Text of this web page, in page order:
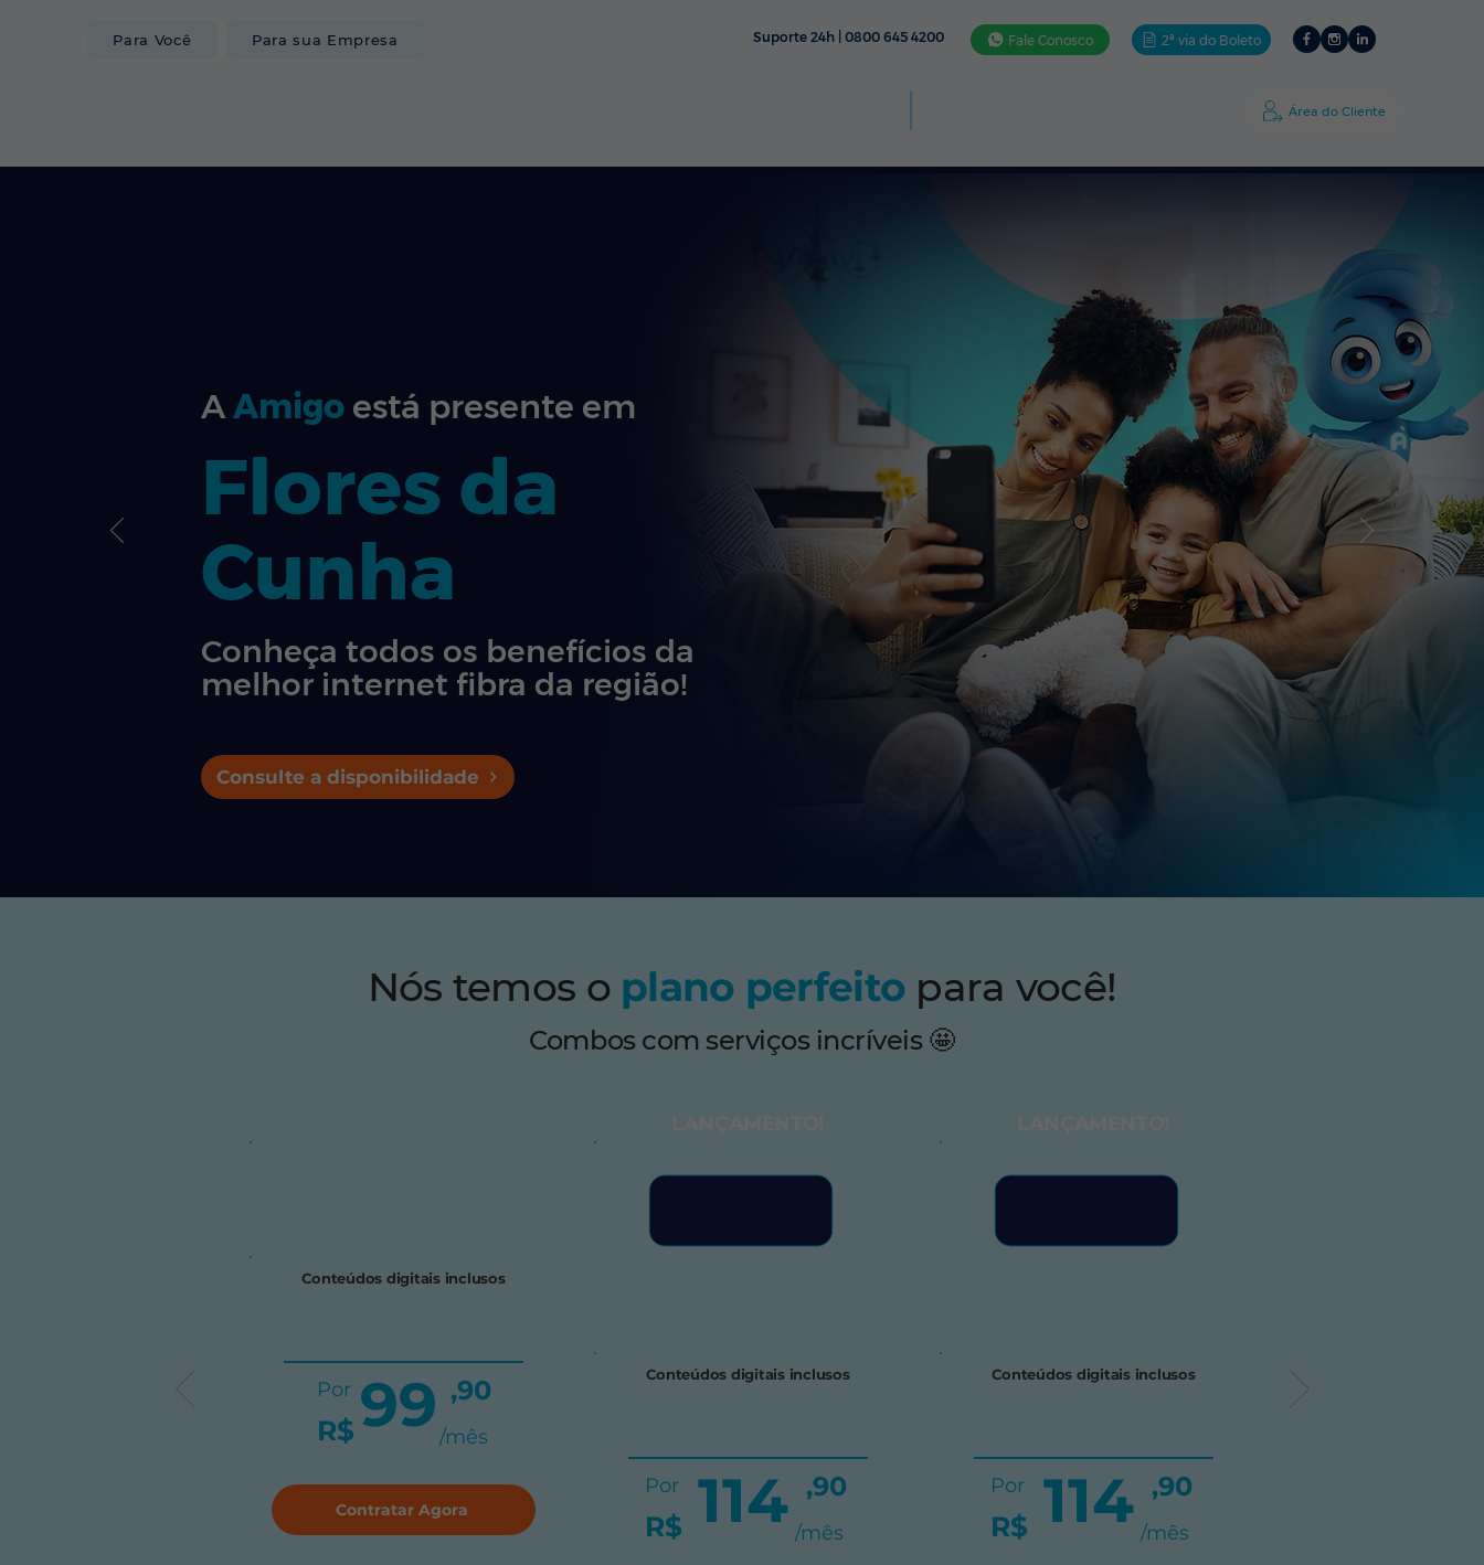
Para Você Para sua Empresa Suporte 24h | 0800 645 4200 Fale Conosco 2ª via do Boleto
Área do Cliente
Flores da
Cunha
Conheça todos os benefícios da
melhor internet fibra da região!
AAmigo está presente em
Consulte a disponibilidade
Nós temos o plano perfeito para você!
Combos com serviços incríveis 🤩
Conteúdos digitais inclusos
99
Por
R$
,90
/mês
Contratar Agora
Conteúdos digitais inclusos
114
Por
R$
,90
/mês
Conteúdos digitais inclusos
114
Por
R$
,90
/mês